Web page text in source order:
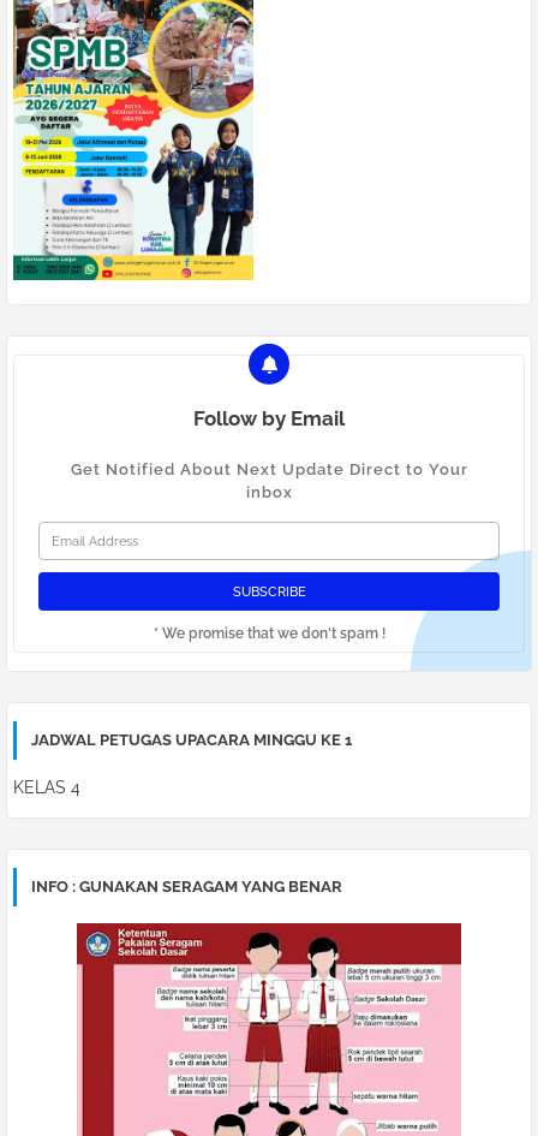
Follow by Email
Get Notified About Next Update Direct to Your
inbox
* We promise that we don't spam !
JADWAL PETUGAS UPACARA MINGGU KE 1
KELAS 4
INFO : GUNAKAN SERAGAM YANG BENAR